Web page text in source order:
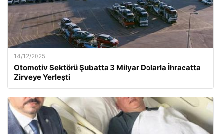
14/12/2025
Otomotiv Sektörü Şubatta 3 Milyar Dolarla İhracatta
Zirveye Yerleşti